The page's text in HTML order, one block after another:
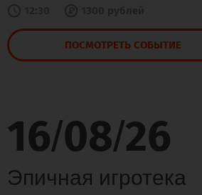
ПОСМОТРЕТЬ СОБЫТИЕ
16/08/26
Эпичная игротека